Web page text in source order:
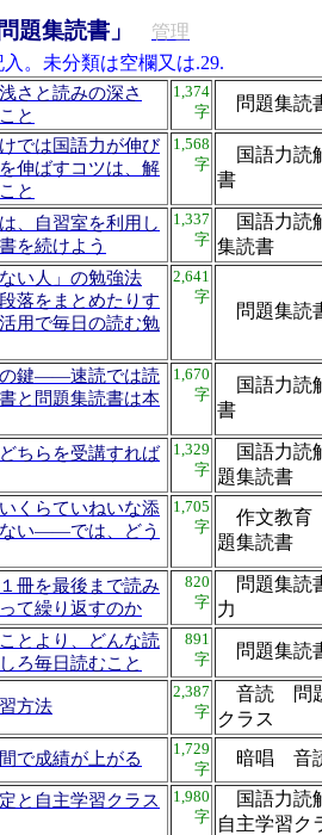
問題集読書」
管理
。未分類は空欄又は.29.
さと読みの深さ
と
1,374
字
問題集
では国語力が伸び
伸ばすコツは、解
と
1,568
字
国語力読
書
、自習室を利用し
を続けよう
1,337
字
国語力読
集読書
い人」の勉強法
落をまとめたりす
用で毎日の読む勉
2,641
字
問題集
の鍵――速読では読
と問題集読書は本
1,670
字
国語力読
書
ちらを受講すれば
1,329
字
国語力読
題集読
くらていねいな添
い――では、どう
1,705
字
作文教育
題集読
冊を最後まで読み
て繰り返すのか
820
字
問題集読
力
とより、どんな読
ろ毎日読むこと
891
字
問題集
方法
2,387
字
音読 問
クラス
で成績が上がる
1,729
字
暗唱 音
と自主学習クラス
1,980
字
国語力
自主学習